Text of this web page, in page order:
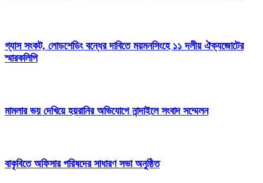
গ্যাস সংকট, লোডশেডিং বন্ধের দাবিতে ময়মনসিংহে ১১ দলীয় ঐক্যজোটের
স্মারকলিপি
মামলার ভয় দেখিয়ে হয়রানির অভিযোগে নান্দাইলে সংবাদ সম্মেলন
বাকৃবিতে অফিসার পরিষদের সাধারণ সভা অনুষ্ঠিত